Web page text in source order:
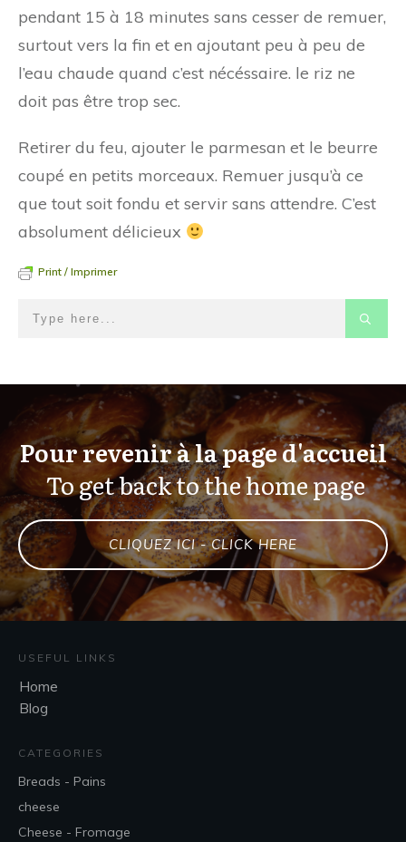
pendant 15 à 18 minutes sans cesser de remuer,
surtout vers la fin et en ajoutant peu à peu de
l’eau chaude quand c’est nécéssaire. le riz ne
doit pas être trop sec.
Retirer du feu, ajouter le parmesan et le beurre
coupé en petits morceaux. Remuer jusqu’à ce
que tout soit fondu et servir sans attendre. C’est
absolument délicieux
Print / Imprimer
Pour revenir à la page d'accueil
To get back to the home page
CLIQUEZ ICI - CLICK HERE
USEFUL LINKS
Home
Blog
CATEGORIES
Breads - Pains
cheese
Cheese - Fromage